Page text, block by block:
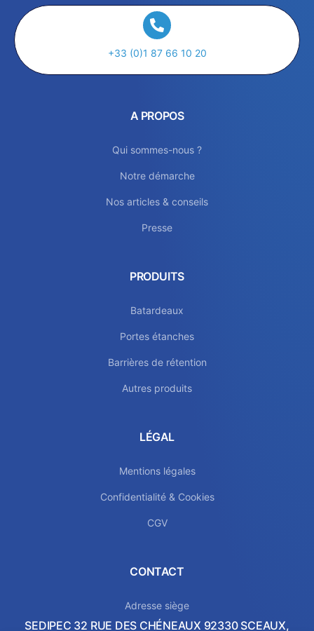
+33 (0)1 87 66 10 20
A PROPOS
Qui sommes-nous ?
Notre démarche
Nos articles & conseils
Presse
PRODUITS
Batardeaux
Portes étanches
Barrières de rétention
Autres produits
LÉGAL
Mentions légales
Confidentialité & Cookies
CGV
CONTACT
Adresse siège
SEDIPEC 32 RUE DES CHÉNEAUX 92330 SCEAUX,